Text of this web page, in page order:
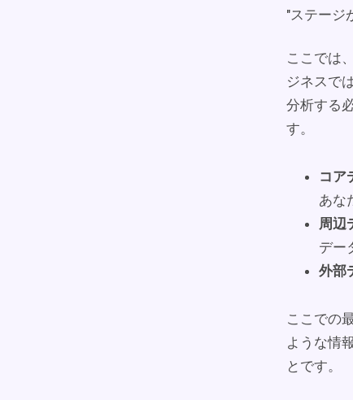
"ステージ
ここでは
ジネスで
分析する
す。
コア
あな
周辺
デー
外部
ここでの
ような情
とです。